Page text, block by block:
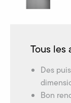
Tous
Des
Bon